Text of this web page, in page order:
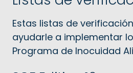
Estas listas de
ayudarle a implementar
Programa de Inocuidad